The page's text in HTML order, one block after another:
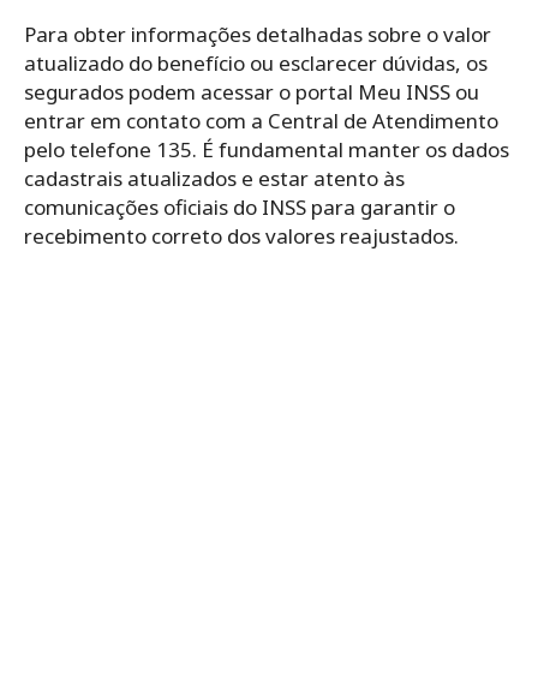
Para obter informações detalhadas sobre o valor
atualizado do benefício ou esclarecer dúvidas, os
segurados podem acessar o portal Meu INSS ou
entrar em contato com a Central de Atendimento
pelo telefone 135. É fundamental manter os dados
cadastrais atualizados e estar atento às
comunicações oficiais do INSS para garantir o
recebimento correto dos valores reajustados.